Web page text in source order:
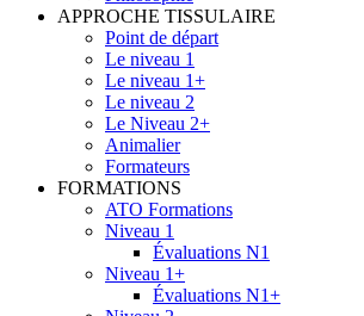
APPROCHE TISSULAIRE
Point de départ
Le niveau 1
Le niveau 1+
Le niveau 2
Le Niveau 2+
Animalier
Formateurs
FORMATIONS
ATO Formations
Niveau 1
Évaluations N1
Niveau 1+
Évaluations N1+